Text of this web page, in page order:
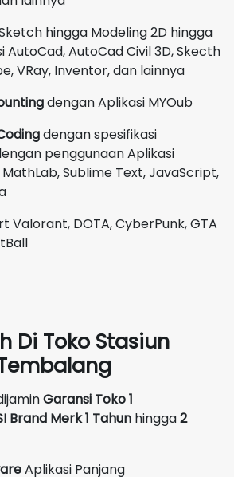
hingga Modeling 2D hingga
AutoCad, AutoCad Civil 3D, Skecth
VRay, Inventor, dan lainnya
dengan Aplikasi MYOub
dengan spesifikasi
penggunaan Aplikasi
MathLab, Sublime Text, JavaScript,
Valorant, DOTA, CyberPunk, GTA
Di Toko Stasiun
Garansi Toko 1
Brand Merk1 Tahun hingga2
Aplikasi Panjang